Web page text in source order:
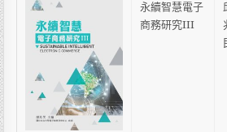
永續智慧電子
商務研究III